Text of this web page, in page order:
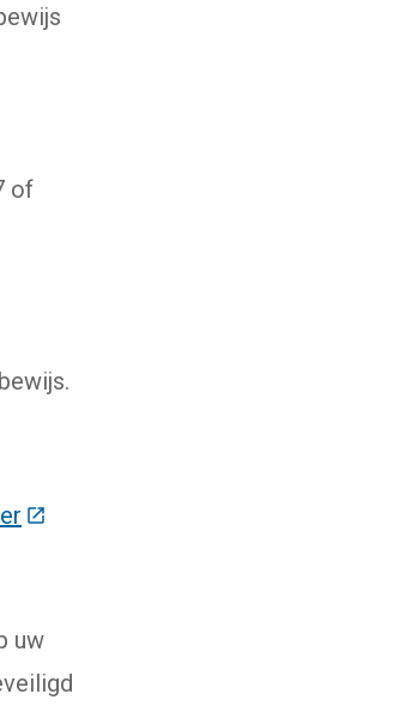
of
(Deze link gaat naar een externe
uw